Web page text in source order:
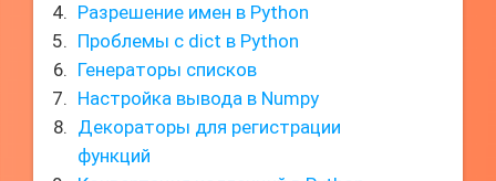
Разрешение имен в Python
Проблемы с dict в Python
Генераторы списков
Настройка вывода в Numpy
Декораторы для регистрации
функций